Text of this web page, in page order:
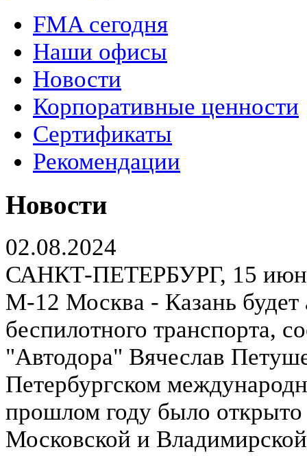
FMA сегодня
Наши офисы
Новости
Корпоративные ценности
Сертификаты
Рекомендации
Новости
02.08.2024
САНКТ-ПЕТЕРБУРГ, 15
М-12 Москва - Казань будет
беспилотного транспорта,
"Автодора" Вячеслав
Петербургском
прошлом году было
Московской и Владимирской